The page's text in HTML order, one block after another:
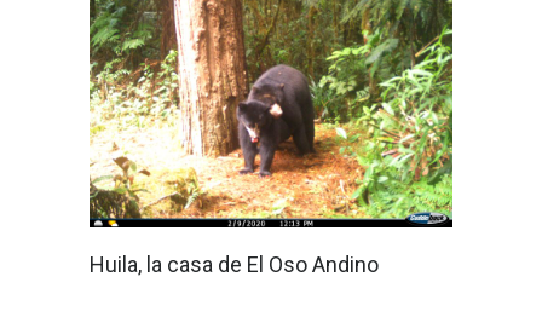
Huila, la casa de El Oso Andino